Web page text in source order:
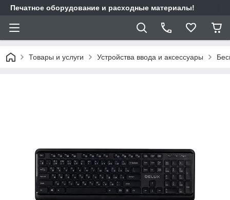
Печатное оборудование и расходные материалы!
Товары и услуги Устройства ввода и аксессуары